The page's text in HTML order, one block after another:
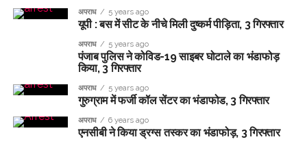
ई20 पेट्रोल की गुणवत्ता पर उठे सवालों को तेल कंपनियों ने किया खारिज, कहा-
जांच में नहीं मिली कोई गड़बड़ी ...
राहुल गांधी को महिला आरक्षण विधेयक का समर्थन करने में कोई दिक्कत नहीं होनी
चाहिए : रिजिजू ...
चेस: आर प्रज्ञानानंद ने जीता सेंट लुइस रैपिड और ब्लिट्ज का खिताब ...
मुंबई में चोरी का संदिग्ध गिरफ्तार, 6 मामले सुलझाए गए ...
जेके टायर का पहली तिमाही में मुनाफा 73 प्रतिशत घटकर 44 करोड़ रुपए रहा;
अपराध 5 years ago
यूपी : बस में सीट के नीचे मिली दुष्कर्म पीड़िता, 3 गिरफ्तार
अपराध 5 years ago
पंजाब पुलिस ने कोविड-19 साइबर घोटाले का भंडाफोड़
किया, 3 गिरफ्तार
अपराध 5 years ago
गुरुग्राम में फर्जी कॉल सेंटर का भंडाफोड, 3 गिरफ्तार
अपराध 6 years ago
एनसीबी ने किया ड्रग्स तस्कर का भंडाफोड़, 3 गिरफ्तार